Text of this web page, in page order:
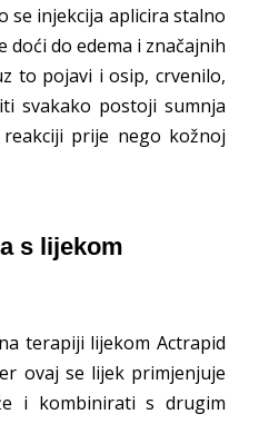
se injekcija aplicira stalno
doći do edema i značajnih
to pojavi i osip, crvenilo,
svakako postoji sumnja
prije nego kožnoj
s lijekom
terapiji lijekom Actrapid
ovaj se lijek primjenjuje
i kombinirati s drugim